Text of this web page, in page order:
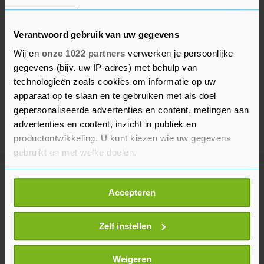
Verantwoord gebruik van uw gegevens
Wij en onze 1022 partners verwerken je persoonlijke
gegevens (bijv. uw IP-adres) met behulp van
technologieën zoals cookies om informatie op uw
apparaat op te slaan en te gebruiken met als doel
gepersonaliseerde advertenties en content, metingen aan
advertenties en content, inzicht in publiek en
productontwikkeling. U kunt kiezen wie uw gegevens
gebruikt en met welke doelen.
Als u het toestaat, willen we ook graag:
Informatie verzamelen over uw geografische
locatie, die tot een paar meter nauwkeurig kan zijn
Uw apparaat identificeren door het actief te
scannen op specifieke eigenschappen (fingerprinting)
Lees meer over hoe uw persoonlijke gegevens worden
Accepteren
Zelf instellen
Weigeren
Meer uit Voetbal
Inter Miami verliest zonder